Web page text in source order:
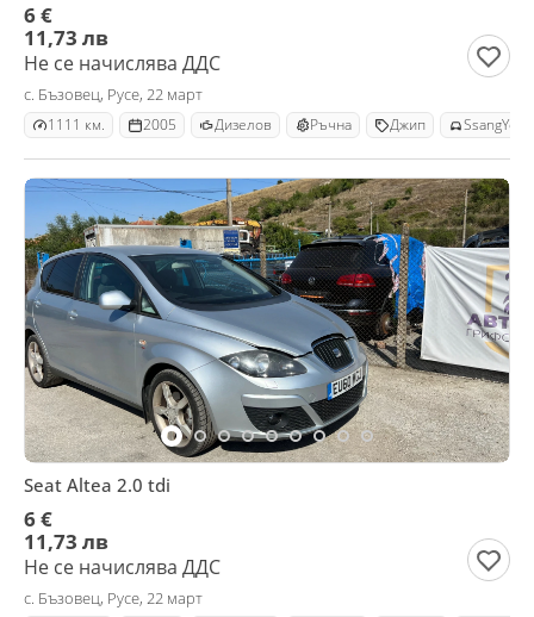
6 €
11,73 лв
Не се начислява ДДС
с. Бъзовец, Русе, 22 март
1111 км. 2005 Дизелов Ръчна Джип
Seat Altea 2.0 tdi
6 €
11,73 лв
Не се начислява ДДС
с. Бъзовец, Русе, 22 март